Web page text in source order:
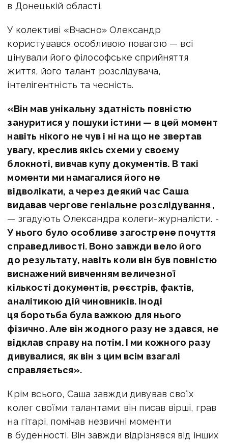
в Донецькій області.
У колективі «Вчасно» Олександр
користувався особливою повагою — всі
цінували його філософське сприйняття
життя, його талант розслідувача,
інтелігентність та чесність.
«Він мав унікальну здатність повністю
зануритися у пошуки істини — в цей момент
навіть нікого не чув і ні на що не звертав
увагу, креслив якісь схеми у своєму
блокноті, вивчав купу документів. В такі
моменти ми намагалися його не
відволікати, а через деякий час Саша
видавав чергове геніальне розслідування.,
— згадують Олександра колеги-журналісти. -
У нього було особливе загострене почуття
справедливості. Воно завжди вело його
до результату, навіть коли він був повністю
виснажений вивченням величезної
кількості документів, реєстрів, фактів,
аналітикою дій чиновників. Іноді
ця боротьба була важкою для нього
фізично. Але він жодного разу не здався, не
відклав справу на потім. І ми кожного разу
дивувалися, як він з цим всім взагалі
справляється».
Крім всього, Саша завжди дивував своїх
колег своїми талантами: він писав вірші, грав
на гітарі, помічав незвичні моменти
в буденності. Він завжди відрізнявся від інших